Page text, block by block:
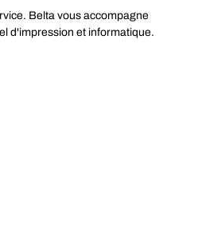
Belta vous accompagne
d'impression et informatique.